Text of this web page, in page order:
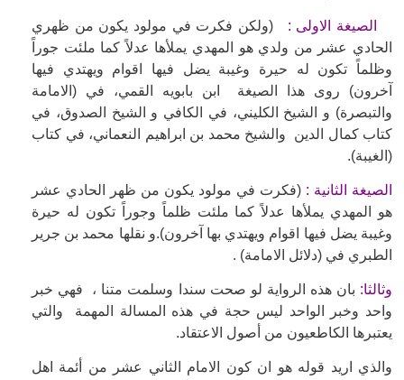
الصيغة الاولى : (ولكن فكرت في مولود يكون من ظهري
الحادي عشر من ولدي هو المهدي يملأها عدلاً كما ملئت جوراً
وظلماً تكون له حيرة وغيبة يضل فيها اقوام ويهتدي فيها
آخرون) روى هذا الصيغة ابن بابويه القمي، في (الامامة
والتبصرة) و الشيخ الكليني، في الكافي و الشيخ الصدوق، في
كتاب كمال الدين والشيخ محمد بن ابراهيم النعماني، في كتاب
(الغيبة).
الصيغة الثانية : (فكرت في مولود يكون من ظهر الحادي عشر
هو المهدي يملأها عدلاً كما ملئت ظلماً وجوراً تكون له حيرة
وغيبة يضل فيها اقوام ويهتدي بها آخرون).و نقلها محمد بن جرير
الطبري في (دلائل الامامة) .
وثالثا: بان هذه الرواية لو صحت سندا وسلمت متنا ، فهي خبر
واحد وخبر الواحد ليس حجة في هذه المسالة المهمة والتي
يعتبرها الكاطعيون من أصول الاعتقاد.
والذي اريد قوله هو ان كون الامام الثاني عشر من أئمة اهل